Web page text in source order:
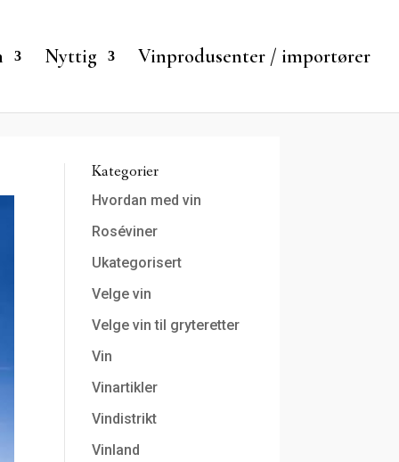
Nyttig Vinprodusenter / importører
Kategorier
Hvordan med vin
Roséviner
Ukategorisert
Velge vin
Velge vin til gryteretter
Vin
Vinartikler
Vindistrikt
Vinland